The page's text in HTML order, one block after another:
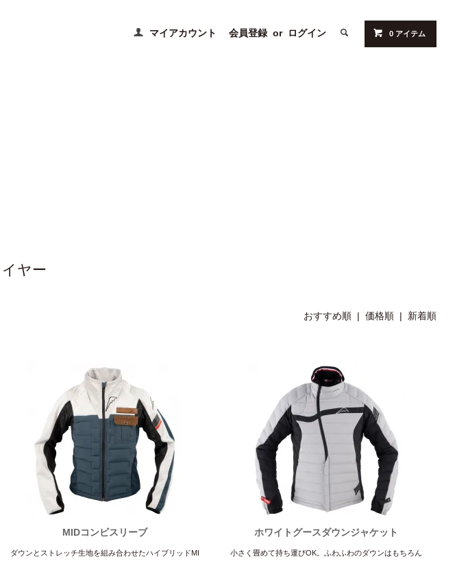
マイアカウント 会員登録 or ログイン 0 アイテム
ヤー
おすすめ順 |価格順 | 新着順
MIDコンビスリーブ
ダウンとストレッチ生地を組み合わせたハイブリッドMI
ホワイトグースダウンジャケット
小さく畳めて持ち運びOK。ふわふわのダウンはもちろん